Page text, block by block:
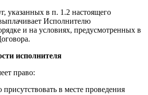
указанных в п. 1.2 настоящего
Исполнителю
и на условиях, предусмотренных в
исполнителя
право:
присутствовать в месте проведения